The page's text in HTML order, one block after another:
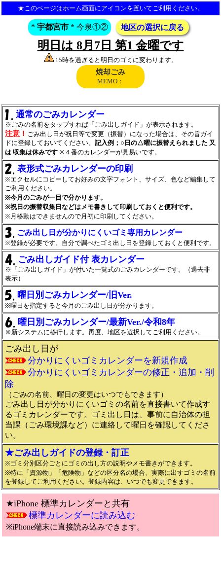
★このページはホーム画面にアイコンを置いてご利用ください。
* 宇都宮市 * 今泉①② 地区の選択に戻る
明日は 8月7日 第1 金曜です
15時を過ぎると明日のゴミに変わります。
焼却ごみ
MEMO：
通常のごみカレンダー
※ごみの名前をタップすれば「ごみ出しガイド」が表示されます。
注意！ ごみ出し日が祝日等で変更（振替）になった場合は、その旨ガイ
ドに登録しておいてください。 記入例；○日の△曜に振替えられました 又
は 収集は休みです ※４番のカレンダーが見易いです。
表形式ごみカレンダーの印刷
※エクセルにコピーしてお好みの文字フォント、サイズ、色など編集して
ご利用ください。
※今月のごみが一目で分かります。
※祝日の振替収集日などはメモ書きして印刷しておくと便利です。
※月移動はできませんので月初に印刷してください。
ごみ出し日が分かりにくいゴミ専用カレンダー
※登録が必要です。自分で調べたゴミ出し日を登録しておくと便利です。
ごみ出しガイド付 表カレンダー
※「ごみ出しガイド」が付いた一覧式のごみカレンダーです。（過去非
表示）
曜日別ごみカレンダー/旧Ver.
※曜日を指定すると今月のごみ出し日が分かります。
曜日別ごみカレンダー/最新Ver./令和8年
※新システムに移行します。再度、地区を選択してご利用ください。
ごみ出し日が
分かりにくいゴミカレンダーを新規作成
分かりにくいゴミカレンダーの修正・追加・削
除
（ごみの名前、曜日の変更はいつでもできます）
ごみ出し日が分かりにくいゴミの名前を直接書いて作成す
るゴミカレンダーです。ゴミ出し日は、事前に自治体の担
当課（ごみ環境課など）に連絡して曜日を確認してくださ
い。
★ごみ出しガイドの登録・訂正
※ゴミ分別区分ごとにゴミの出し方の説明やメモ書きができます。
※特に「資源物」「危険物」などの区分名の場合、実際に出すゴミの名前
を登録してご利用ください。登録内容は、いつでも変更できます。
★iPhone 標準カレンダーと共有
標準カレンダーに読み込む
※iPhone端末に直接読み込みできます。